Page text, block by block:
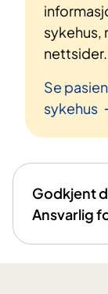
sykehus,
nettsider.
Se
sykehus
Godkjent
Ansvarlig